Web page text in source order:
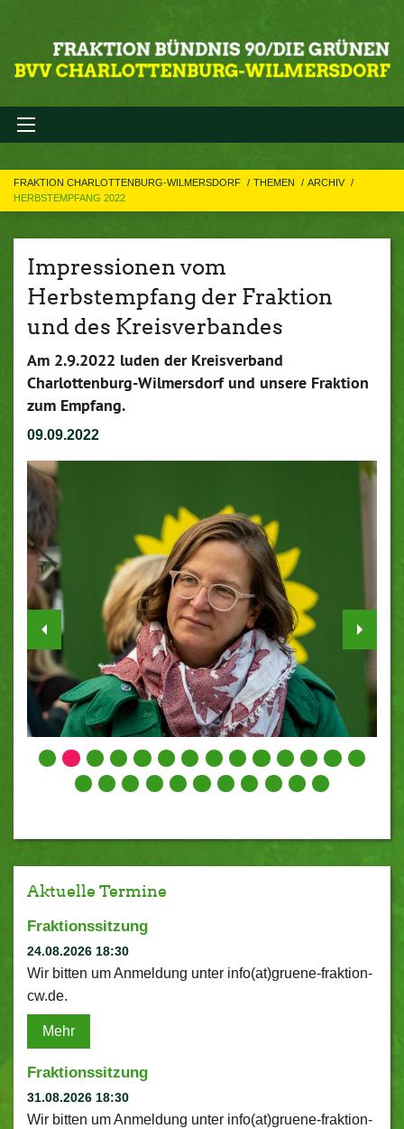
FRAKTION CHARLOTTENBURG-WILMERSDORF THEMEN
ARCHIV
HERBSTEMPFANG 2022
Impressionen vom
Herbstempfang der Fraktion
und des Kreisverbandes
Am 2.9.2022 luden der Kreisverband
Charlottenburg-Wilmersdorf und unsere Fraktion
zum Empfang.
09.09.2022
Aktuelle Termine
Fraktionssitzung
24.08.2026 18:30
Wir bitten um Anmeldung unter info(at)gruene-fraktion-
cw.de.
Mehr
Fraktionssitzung
31.08.2026 18:30
Wir bitten um Anmeldung unter info(at)gruene-fraktion-